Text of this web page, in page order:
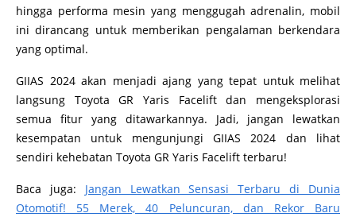
hingga performa mesin yang menggugah adrenalin, mobil
ini dirancang untuk memberikan pengalaman berkendara
yang optimal.
GIIAS 2024 akan menjadi ajang yang tepat untuk melihat
langsung Toyota GR Yaris Facelift dan mengeksplorasi
semua fitur yang ditawarkannya. Jadi, jangan lewatkan
kesempatan untuk mengunjungi GIIAS 2024 dan lihat
sendiri kehebatan Toyota GR Yaris Facelift terbaru!
Baca juga: Jangan Lewatkan Sensasi Terbaru di Dunia
Otomotif! 55 Merek, 40 Peluncuran, dan Rekor Baru